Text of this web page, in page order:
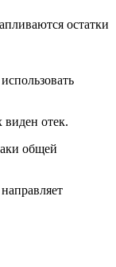
остатки
виден отек.
общей